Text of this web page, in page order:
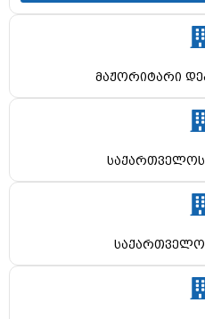
მაჟორიტარი